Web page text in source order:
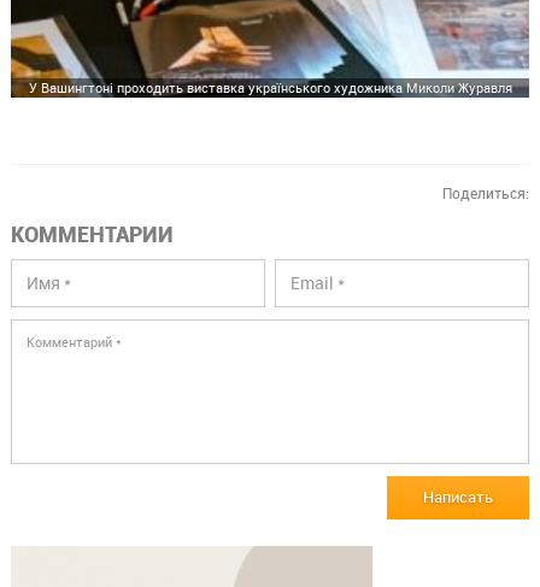
У Вашингтоні проходить виставка українського художника Миколи Журавля
Поделиться:
КОММЕНТАРИИ
Написать